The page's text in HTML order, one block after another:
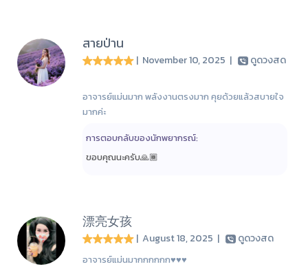
สายป่าน
| November 10, 2025 | ดูดวงสด
อาจารย์แม่นมาก พลังงานตรงมาก คุยด้วยแล้วสบายใจ
มากค่ะ
การตอบกลับของนักพยากรณ์:
ขอบคุณนะครับ🙏🏾
漂亮女孩
| August 18, 2025 | ดูดวงสด
อาจารย์แม่นมากกกกกก♥️♥️♥️